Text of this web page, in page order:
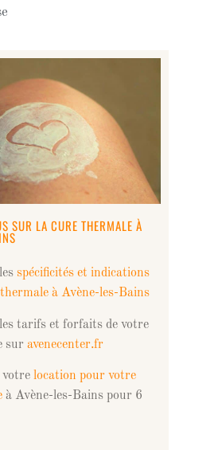
SUR LA CURE THERMALE À
spécificités et indications
à Avène-les-Bains
tarifs et forfaits de votre
suravenecenter.fr
votrelocation pour votre
à Avène-les-Bains pour 6